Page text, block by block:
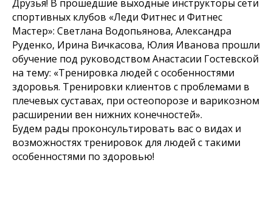
Друзья! В прошедшие выходные инструкторы сети
спортивных клубов «Леди Фитнес и Фитнес
Мастер»: Светлана Водопьянова, Александра
Руденко, Ирина Вичкасова, Юлия Иванова прошли
обучение под руководством Анастасии Гостевской
на тему: «Тренировка людей с особенностями
здоровья. Тренировки клиентов с проблемами в
плечевых суставах, при остеопорозе и варикозном
расширении вен нижних конечностей».
Будем рады проконсультировать вас о видах и
возможностях тренировок для людей с такими
особенностями по здоровью!